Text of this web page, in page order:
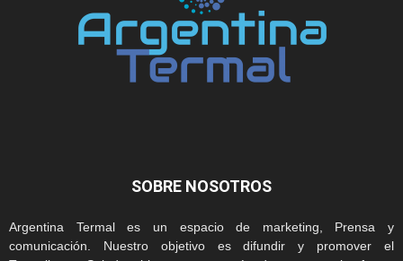
SOBRE NOSOTROS
Argentina Termal es un espacio de marketing, Prensa y
comunicación. Nuestro objetivo es difundir y promover el